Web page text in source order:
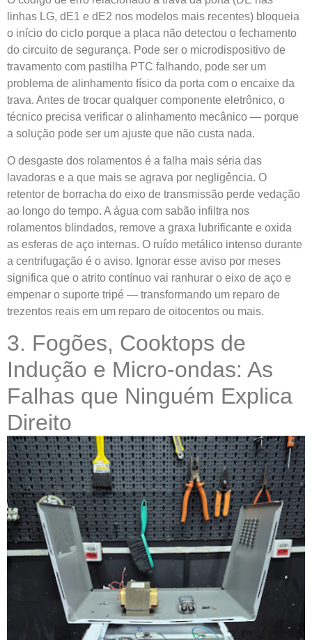
linhas LG, dE1 e dE2 nos modelos mais recentes) bloqueia
o início do ciclo porque a placa não detectou o fechamento
do circuito de segurança. Pode ser o microdispositivo de
travamento com pastilha PTC falhando, pode ser um
problema de alinhamento físico da porta com o encaixe da
trava. Antes de trocar qualquer componente eletrônico, o
técnico precisa verificar o alinhamento mecânico — porque
a solução pode ser um ajuste que não custa nada.
O desgaste dos rolamentos é a falha mais séria das
lavadoras e a que mais se agrava por negligência. O
retentor de borracha do eixo de transmissão perde vedação
ao longo do tempo. A água com sabão infiltra nos
rolamentos blindados, remove a graxa lubrificante e oxida
as esferas de aço internas. O ruído metálico intenso durante
a centrifugação é o aviso. Ignorar esse aviso por meses
significa que o atrito contínuo vai ranhurar o eixo de aço e
empenar o suporte tripé — transformando um reparo de
trezentos reais em um reparo de oitocentos ou mais.
3. Fogões, Cooktops de
Indução e Micro-ondas: As
Falhas que Ninguém Explica
Direito